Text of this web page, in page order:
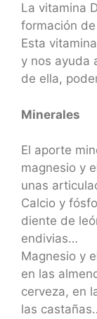
La vitamina
formación
Esta
y nos ayuda
de ella,
Minerales
El aporte
magnesio y
unas
Calcio y
diente de
endivias…
Magnesio y
en las
cerveza, en
las